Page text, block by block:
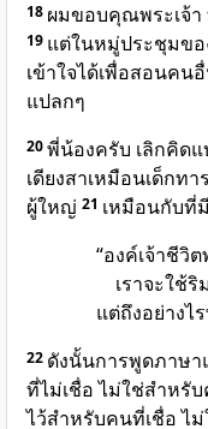
18 ผมขอบคุณพระเจ้
19 แต่ในหมู่ประชุมขอ
เข้าใจได้เพื่อสอนค
แปลกๆ
20พี่น้องครับ เลิกคิดแ
เดียงสาเหมือนเด็กท
ผู้ใหญ่ 21 เหมือนกับที่
“องค์เจ้าชีวิ
เราจะใช้
แต่ถึงอย่างไ
22 ดังนั้นการพูดภาษา
ที่ไม่เชื่อ ไม่ใช่สำหรั
ไว้สำหรับคนที่เชื่อ ไ